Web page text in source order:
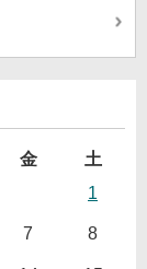
金
土
1
7 8